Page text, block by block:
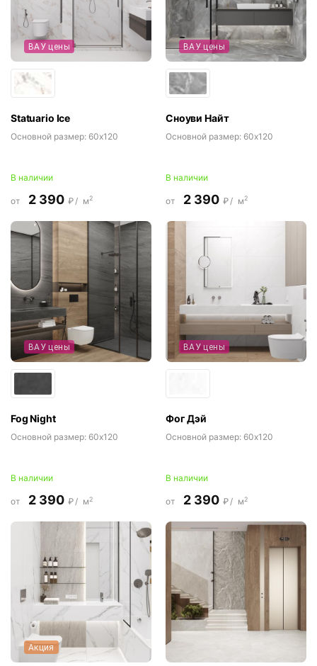
ВАУ цены
Statuario Ice
Основной размер: 60x120
В наличии
от 2 390 ₽/ м2
ВАУ цены
Сноуви Найт
Основной размер: 60x120
В наличии
от 2 390 ₽/ м2
ВАУ цены
Fog Night
Основной размер: 60x120
В наличии
от 2 390 ₽/ м2
ВАУ цены
Фог Дэй
Основной размер: 60x120
В наличии
от 2 390 ₽/ м2
Акция